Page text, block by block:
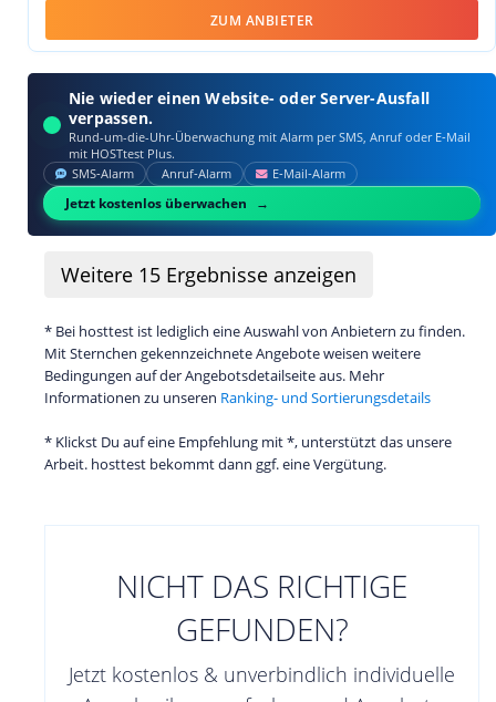
ZUM ANBIETER
Nie wieder einen Website- oder Server-Ausfall
verpassen.
Rund-um-die-Uhr-Überwachung mit Alarm per SMS, Anruf oder E‑Mail
mit HOSTtest Plus.
SMS‑Alarm Anruf‑Alarm E‑Mail‑Alarm
Jetzt kostenlos überwachen
Weitere 15 Ergebnisse anzeigen
* Bei hosttest ist lediglich eine Auswahl von Anbietern zu finden.
Mit Sternchen gekennzeichnete Angebote weisen weitere
Bedingungen auf der Angebotsdetailseite aus. Mehr
Informationen zu unseren Ranking- und Sortierungsdetails
* Klickst Du auf eine Empfehlung mit *, unterstützt das unsere
Arbeit. hosttest bekommt dann ggf. eine Vergütung.
NICHT DAS RICHTIGE
GEFUNDEN?
Jetzt kostenlos & unverbindlich individuelle